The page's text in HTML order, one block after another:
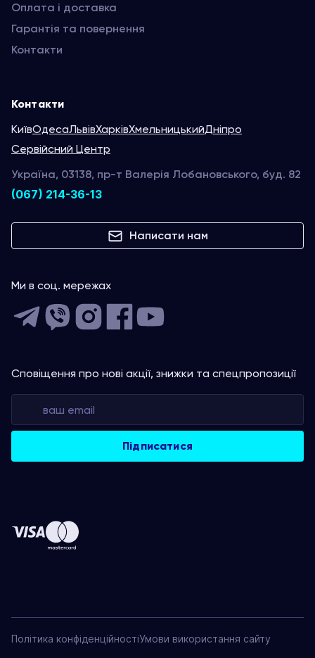
Оплата і доставка
Гарантія та повернення
Контакти
Контакти
КиївОдесаЛьвівХарківХмельницькийДніпро
Сервійсний Центр
Україна, 03138, пр-т Валерія Лобановського, буд. 82
(067) 214-36-13
Написати нам
Ми в соц. мережах
Сповіщення про нові акції, знижки та спецпропозиції
Політика конфіденційностіУмови використання сайту